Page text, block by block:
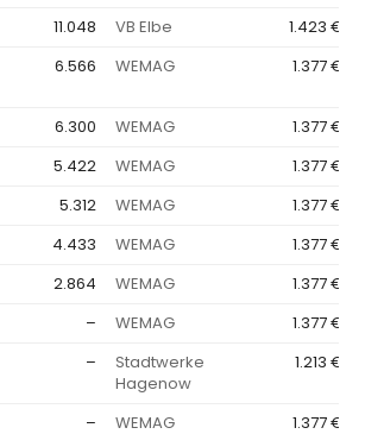
11.048 VB Elbe
1.423 €
6.566 WEMAG 1.377 €
6.300 WEMAG
1.377 €
5.422 WEMAG
1.377 €
5.312 WEMAG
1.377 €
4.433 WEMAG
1.377 €
2.864 WEMAG
1.377 €
– WEMAG
1.377 €
–
Stadtwerke
Hagenow
1.213 €
– WEMAG
1.377 €